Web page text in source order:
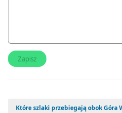
Które szlaki przebiegają obok Góra